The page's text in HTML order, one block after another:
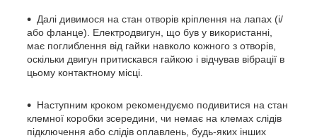
Далі дивимося на стан отворів кріплення на лапах (і/
або фланце). Електродвигун, що був у використанні,
має поглиблення від гайки навколо кожного з отворів,
оскільки двигун притискався гайкою і відчував вібрації в
цьому контактному місці.
Наступним кроком рекомендуємо подивитися на стан
клемної коробки зсередини, чи немає на клемах слідів
підключення або слідів оплавлень, будь-яких інших